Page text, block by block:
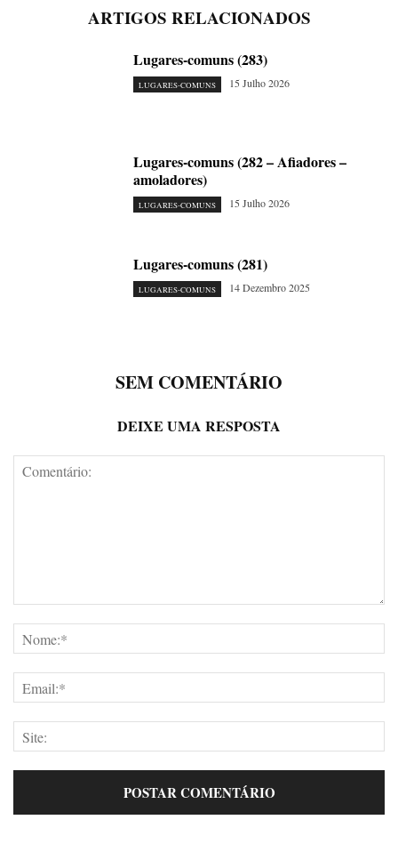
ARTIGOS RELACIONADOS
Lugares-comuns (283)
LUGARES-COMUNS 15 Julho 2026
Lugares-comuns (282 – Afiadores –
amoladores)
LUGARES-COMUNS 15 Julho 2026
Lugares-comuns (281)
LUGARES-COMUNS 14 Dezembro 2025
SEM COMENTÁRIO
DEIXE UMA RESPOSTA